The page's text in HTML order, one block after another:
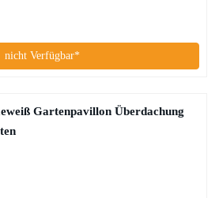
nicht Verfügbar*
Gartenpavillon Überdachung